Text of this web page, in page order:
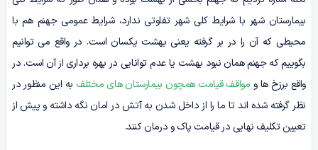
بیمارستان شهر با شرایط کلی شهر تفاوتی ندارد، شرایط عمومی جهنم هم با
محیطی که آن را در بر گرفته یعنی بهشت یکسان است. در واقع می‌ توانیم
بگوییم که جهنم همان نبود بهشت یا عدم توانایی در بهره‌ برداری از آن است. در
واقع برزخ‌ ها و مواقف قیامت همچون بیمارستان‌ های مختلف به این منظور در
نظر گرفته شده‌ اند تا ما را از داخل شدن به آتش در امان نگه داشته و پیش از
تعیین تکلیف نهایی در قیامت پاک و درمان کنند.